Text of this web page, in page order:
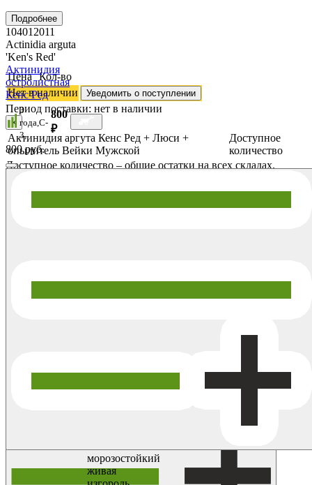
Подробнее
104012011
Actinidia arguta
'Ken's Red'
Актинидия
остролистная
Кенс Ред
3
года,C-
3,
800
₽
800 руб.
морозостойкий
живая
Цена Кол-во
Нет в наличии
Уведомить о поступлении
Период поставки: нет в наличии
×
Актинидия аргута Кенс Ред + Люси +
опылитель Вейки Мужской
Доступное
количество
Доступное количество – общие остатки на всех складах.
складах. Оформите заказ на нужное Вам количество из